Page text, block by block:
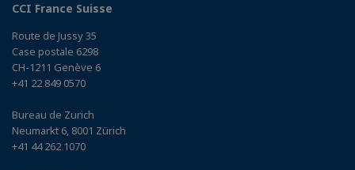
CCI France Suisse
Route de Jussy 35
Case postale 6298
CH-1211 Genève 6
+41 22 849 0570
Bureau de Zurich
Neumarkt 6, 8001 Zürich
+41 44 262 1070